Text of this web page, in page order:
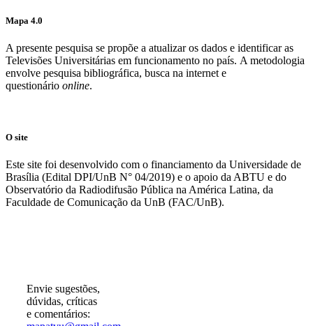
Mapa 4.0
A presente pesquisa se propõe a atualizar os dados e identificar as
Televisões Universitárias em funcionamento no país. A metodologia
envolve pesquisa bibliográfica, busca na internet e
questionário online.
O site
Este site foi desenvolvido com o financiamento da Universidade de
Brasília (Edital DPI/UnB N° 04/2019) e o apoio da ABTU e do
Observatório da Radiodifusão Pública na América Latina, da
Faculdade de Comunicação da UnB (FAC/UnB).
Envie sugestões,
dúvidas, críticas
e comentários: